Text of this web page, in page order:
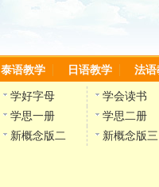
泰语教学 日语教学 法语
学好字母
学会读书
学思一册
学思二册
新概念版二 新概念版三